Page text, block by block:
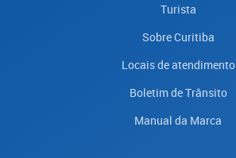
Turista
Sobre Curitiba
Locais de atendimento
Boletim de Trânsito
Manual da Marca